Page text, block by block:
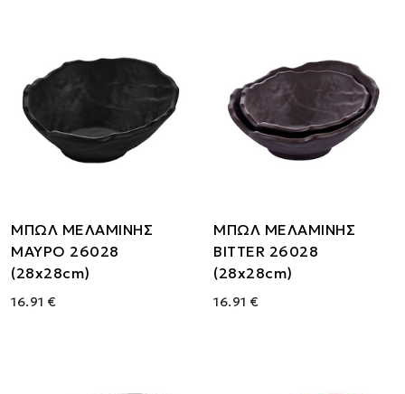
ΜΠΩΛ ΜΕΛΑΜΙΝΗΣ
ΜΑΥΡΟ 26028
(28x28cm)
16.91 €
ΜΠΩΛ ΜΕΛΑΜΙΝΗΣ
BITTER 26028
(28x28cm)
16.91 €